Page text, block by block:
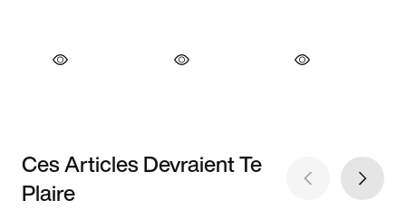
Ces Articles Devraient Te
Plaire